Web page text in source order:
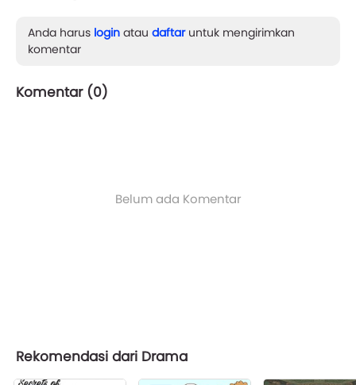
Anda harus login atau daftaruntuk mengirimkan
komentar
Komentar (0)
Belum ada Komentar
Rekomendasi dari Drama